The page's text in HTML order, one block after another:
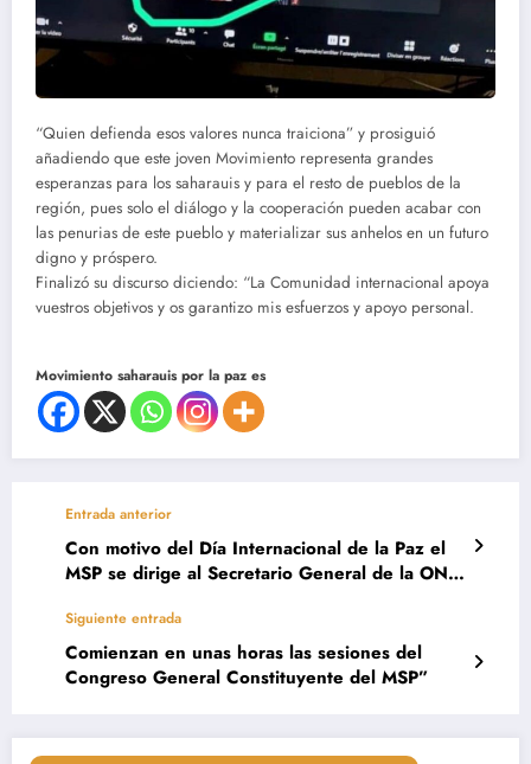
“Quien defienda esos valores nunca traiciona” y prosiguió
añadiendo que este joven Movimiento representa grandes
esperanzas para los saharauis y para el resto de pueblos de la
región, pues solo el diálogo y la cooperación pueden acabar con
las penurias de este pueblo y materializar sus anhelos en un futuro
digno y próspero.
Finalizó su discurso diciendo: “La Comunidad internacional apoya
vuestros objetivos y os garantizo mis esfuerzos y apoyo personal.
Movimiento saharauis por la paz es
Entrada anterior
Con motivo del Día Internacional de la Paz el
MSP se dirige al Secretario General de la ONU
en el Sáhara Occidental
Siguiente entrada
Comienzan en unas horas las sesiones del
Congreso General Constituyente del MSP”